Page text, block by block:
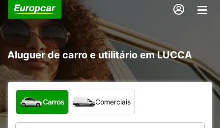
Aluguer de carro e utilitário em LUCCA
Que tipo de veículo pretende?
Carros Comerciais